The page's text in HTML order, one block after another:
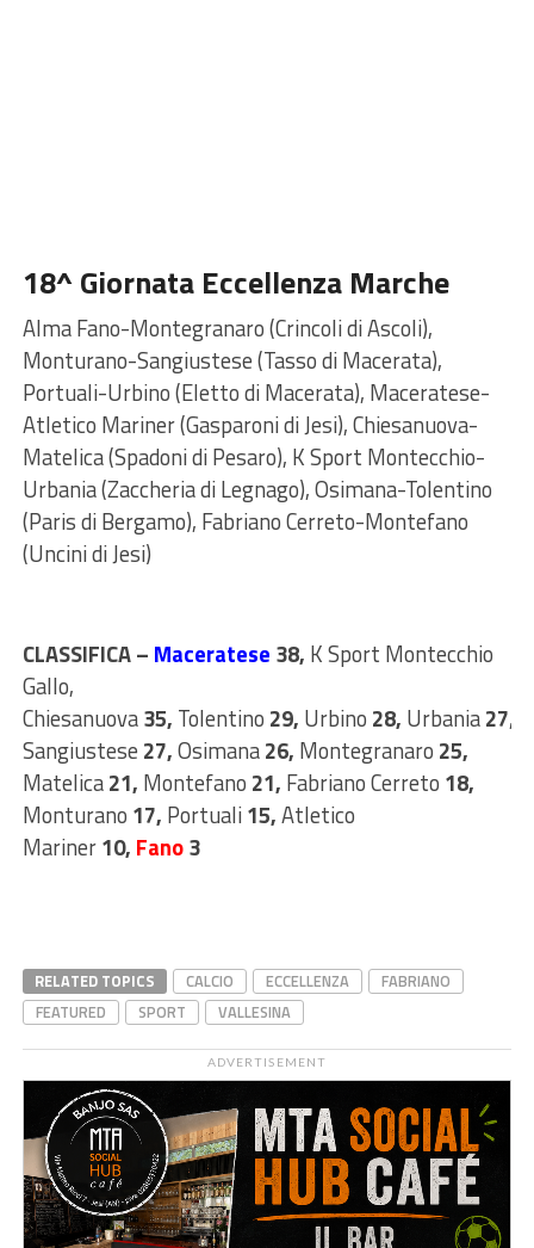
18^ Giornata Eccellenza Marche
Alma Fano-Montegranaro (Crincoli di Ascoli),
Monturano-Sangiustese (Tasso di Macerata),
Portuali-Urbino (Eletto di Macerata), Maceratese-
Atletico Mariner (Gasparoni di Jesi), Chiesanuova-
Matelica (Spadoni di Pesaro), K Sport Montecchio-
Urbania (Zaccheria di Legnago), Osimana-Tolentino
(Paris di Bergamo), Fabriano Cerreto-Montefano
(Uncini di Jesi)
CLASSIFICA – Maceratese 38, K Sport Montecchio
Gallo,
Chiesanuova35, Tolentino 29, Urbino 28, Urbania27,
Sangiustese 27,Osimana26, Montegranaro 25,
Matelica21, Montefano 21, Fabriano Cerreto 18,
Monturano 17, Portuali15,Atletico
Mariner10, Fano3
RELATED TOPICS CALCIO ECCELLENZA
FABRIANO
FEATURED
SPORT VALLESINA
ADVERTISEMENT